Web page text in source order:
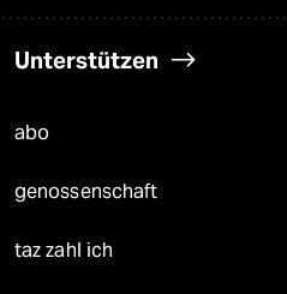
Unterstützen
abo
genossenschaft
taz zahl ich